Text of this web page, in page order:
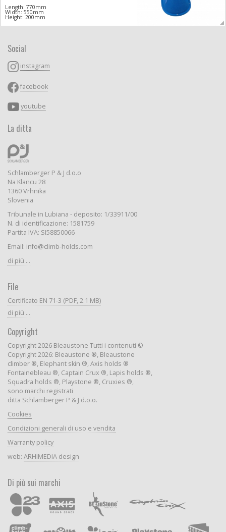
Length: 770mm
Width: 550mm
Height: 200mm
Social
instagram
facebook
youtube
La ditta
Schlamberger P & J d.o.o
Na Klancu 28
1360 Vrhnika
Slovenia
Tribunale in Lubiana - deposito: 1/33911/00
N. di identificazione: 1581759
Partita IVA: SI58850066
Email: info@climb-holds.com
di più ...
File
Certificato EN 71-3 (PDF, 2.1 MB)
di più ...
Copyright
Copyright 2026 Bleaustone Tutti i contenuti ©
Copyright 2026: Bleaustone ®, Bleaustone
climber ®, Elephant skin ®, Axis holds ®
Fontainebleau ®, Captain Crux ®, Lapis holds ®,
Squadra holds ®, Playstone ®, Cruxies ®,
sono marchi registrati
ditta Schlamberger P & J d.o.o.
Cookies
Condizioni generali di uso e vendita
Warranty policy
web: ARHIMEDIA design
Di più sui marchi